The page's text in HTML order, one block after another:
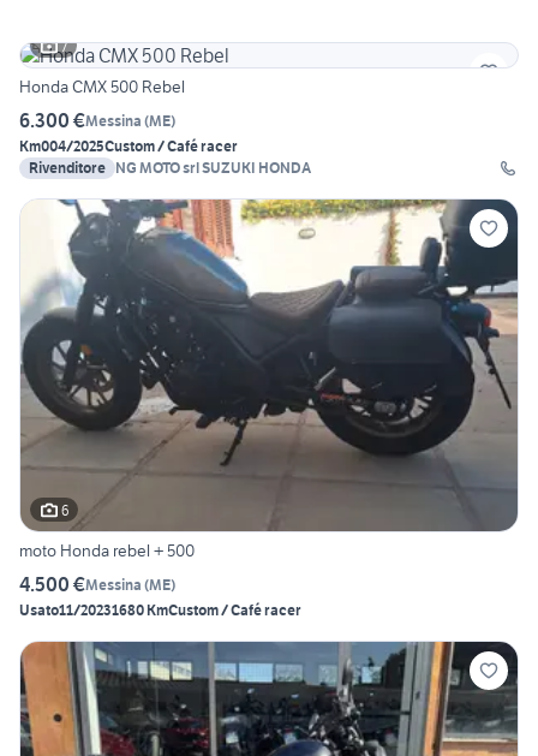
7
Honda CMX 500 Rebel
6.300 €Messina (ME)
Km004/2025Custom / Café racer
Rivenditore NG MOTO srl SUZUKI HONDA
6
moto Honda rebel + 500
4.500 €Messina (ME)
Usato11/20231680 KmCustom / Café racer